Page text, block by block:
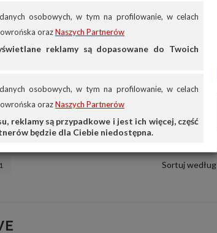
osobowych, w tym na profilowanie, w celach
orazNaszych Partnerów
reklamy są dopasowane do Twoich
osobowych, w tym na profilowanie, w celach
orazNaszych Partnerów
reklamy są przypadkowe i jest ich więcej, część
będzie dla Ciebie niedostępna.
1 Sortuj według